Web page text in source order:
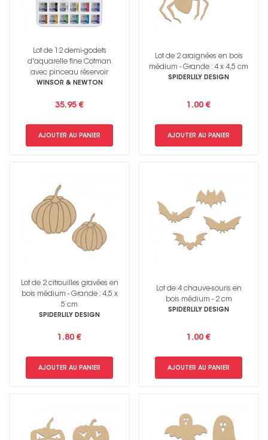
Lot de 12 demi-godets
d'aquarelle fine Cotman
avec pinceau réservoir
WINSOR & NEWTON
35.95 €
AJOUTER AU PANIER
Lot de 2 araignées en bois
médium - Grande : 4 x 4,5 cm
SPIDERLILY DESIGN
1.00 €
AJOUTER AU PANIER
Lot de 2 citrouilles gravées en
bois médium - Grande : 4,5 x
5 cm
SPIDERLILY DESIGN
1.80 €
AJOUTER AU PANIER
Lot de 4 chauve-souris en
bois médium - 2 cm
SPIDERLILY DESIGN
1.00 €
AJOUTER AU PANIER